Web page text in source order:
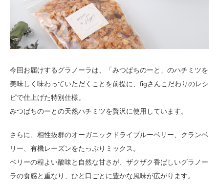
今回お届けするグラノーラは、「みつばちのーと」のハチミツを
美味しく味わっていただくことを前提に、figさんこだわりのレシ
ピで仕上げた特別仕様。
みつばちのーとの天然ハチミツを贅沢に使用しています。
さらに、相性抜群のオーガニックドライブルーベリー、クランベ
リー、有機レーズンをたっぷりミックス。
ベリーの程よい酸味と自然な甘さが、ザクザク香ばしいグラノー
ラの食感と重なり、ひと口ごとに豊かな風味が広がります。